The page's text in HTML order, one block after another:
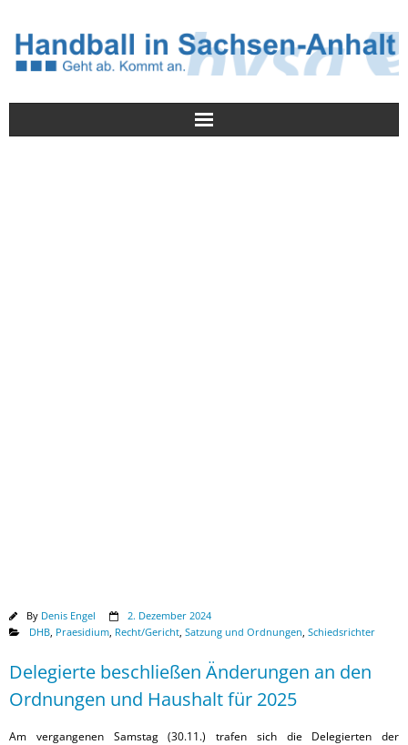
By Denis Engel
2. Dezember 2024
DHB Praesidium Recht/Gericht Satzung und Ordnungen Schiedsrichter
Delegierte beschließen Änderungen an den
Ordnungen und Haushalt für 2025
Am vergangenen Samstag (30.11.) trafen sich die Delegierten der